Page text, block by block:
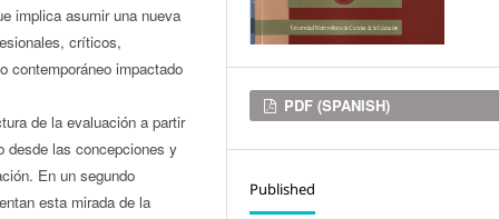
implica asumir una nueva
críticos,
contemporáneo impactado
de la evaluación a partir
desde las concepciones y
En un segundo
esta mirada de la
Downloads
PDF (SPANISH)
Published